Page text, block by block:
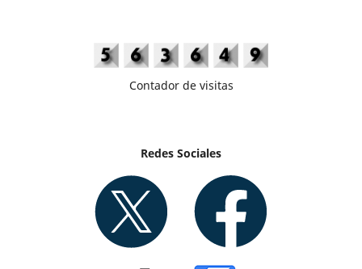
Contador de visitas
Redes Sociales